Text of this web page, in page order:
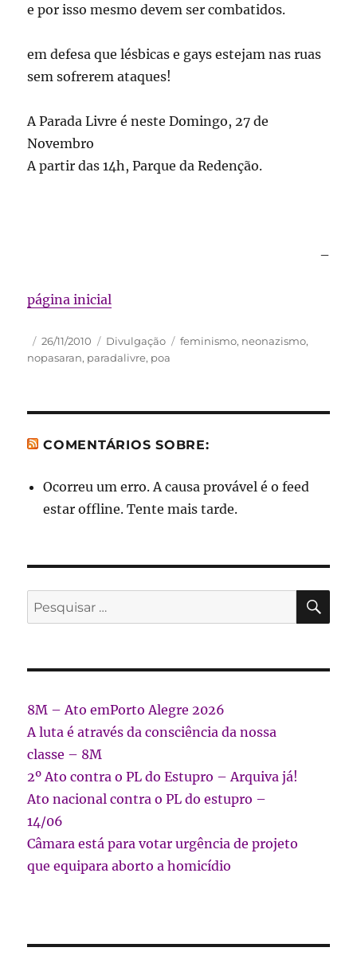
e por isso mesmo devem ser combatidos.
em defesa que lésbicas e gays estejam nas ruas
sem sofrerem ataques!
A Parada Livre é neste Domingo, 27 de
Novembro
A partir das 14h, Parque da Redenção.
–
página inicial
Autor
Publicado
em
26/11/2010 Categorias
Divulgação Tags
feminismo, neonazismo,
nopasaran, paradalivre, poa
COMENTÁRIOS SOBRE:
Ocorreu um erro. A causa provável é o feed
estar offline. Tente mais tarde.
Pesquisar
por:
8M – Ato emPorto Alegre 2026
A luta é através da consciência da nossa
classe – 8M
2º Ato contra o PL do Estupro – Arquiva já!
Ato nacional contra o PL do estupro –
14/06
Câmara está para votar urgência de projeto
que equipara aborto a homicídio